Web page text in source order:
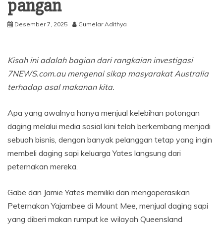
pangan
Desember 7, 2025 Gumelar Adithya
Kisah ini adalah bagian dari rangkaian investigasi
7NEWS.com.au mengenai sikap masyarakat Australia
terhadap asal makanan kita.
Apa yang awalnya hanya menjual kelebihan potongan
daging melalui media sosial kini telah berkembang menjadi
sebuah bisnis, dengan banyak pelanggan tetap yang ingin
membeli daging sapi keluarga Yates langsung dari
peternakan mereka.
Gabe dan Jamie Yates memiliki dan mengoperasikan
Peternakan Yajambee di Mount Mee, menjual daging sapi
yang diberi makan rumput ke wilayah Queensland